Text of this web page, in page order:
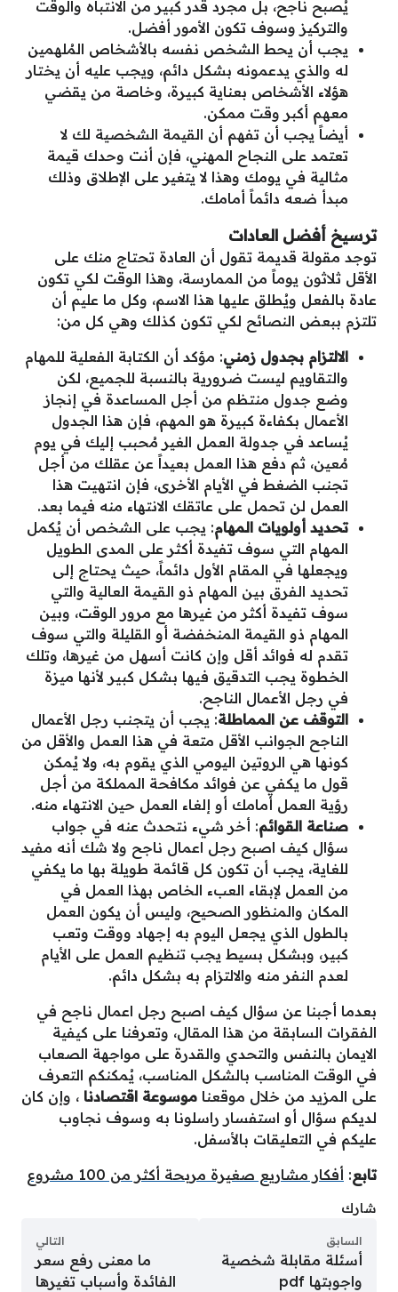
يُصبح ناجح، بل مجرد قدر كبير من الانتباه والوقت
والتركيز وسوف تكون الأمور أفضل.
يجب أن يحط الشخص نفسه بالأشخاص المُلهمين
له والذي يدعمونه بشكل دائم، ويجب عليه أن يختار
هؤلاء الأشخاص بعناية كبيرة، وخاصة من يقضي
معهم أكبر وقت ممكن.
أيضاً يجب أن تفهم أن القيمة الشخصية لك لا
تعتمد على النجاح المهني، فإن أنت وحدك قيمة
مثالية في يومك وهذا لا يتغير على الإطلاق وذلك
مبدأ ضعه دائماً أمامك.
ترسيخ أفضل العادات
توجد مقولة قديمة تقول أن العادة تحتاج منك على
الأقل ثلاثون يوماً من الممارسة، وهذا الوقت لكي تكون
عادة بالفعل ويُطلق عليها هذا الاسم، وكل ما عليم أن
تلتزم ببعض النصائح لكي تكون كذلك وهي كل من:
الالتزام بجدول زمني: مؤكد أن الكتابة الفعلية للمهام
والتقاويم ليست ضرورية بالنسبة للجميع، لكن
وضع جدول منتظم من أجل المساعدة في إنجاز
الأعمال بكفاءة كبيرة هو المهم، فإن هذا الجدول
يُساعد في جدولة العمل الغير مُحبب إليك في يوم
مُعين، ثم دفع هذا العمل بعيداً عن عقلك من أجل
تجنب الضغط في الأيام الأخرى، فإن انتهيت هذا
العمل لن تحمل على عاتقك الانتهاء منه فيما بعد.
تحديد أولويات المهام: يجب على الشخص أن يُكمل
المهام التي سوف تفيدة أكثر على المدى الطويل
ويجعلها في المقام الأول دائماً، حيث يحتاج إلى
تحديد الفرق بين المهام ذو القيمة العالية والتي
سوف تفيدة أكثر من غيرها مع مرور الوقت، وبين
المهام ذو القيمة المنخفضة أو القليلة والتي سوف
تقدم له فوائد أقل وإن كانت أسهل من غيرها، وتلك
الخطوة يجب التدقيق فيها بشكل كبير لأنها ميزة
في رجل الأعمال الناجح.
التوقف عن المماطلة: يجب أن يتجنب رجل الأعمال
الناجح الجوانب الأقل متعة في هذا العمل والأقل من
كونها هي الروتين اليومي الذي يقوم به، ولا يُمكن
قول ما يكفي عن فوائد مكافحة المملكة من أجل
رؤية العمل أمامك أو إلغاء العمل حين الانتهاء منه.
صناعة القوائم: أخر شيء نتحدث عنه في جواب
سؤال كيف اصبح رجل اعمال ناجح ولا شك أنه مفيد
للغاية، يجب أن تكون كل قائمة طويلة بها ما يكفي
من العمل لإبقاء العبء الخاص بهذا العمل في
المكان والمنظور الصحيح، وليس أن يكون العمل
بالطول الذي يجعل اليوم به إجهاد ووقت وتعب
كبير، وبشكل بسيط يجب تنظيم العمل على الأيام
لعدم النفر منه والالتزام به بشكل دائم.
بعدما أجبنا عن سؤال كيف اصبح رجل اعمال ناجح في
الفقرات السابقة من هذا المقال، وتعرفنا على كيفية
الايمان بالنفس والتحدي والقدرة على مواجهة الصعاب
في الوقت المناسب بالشكل المناسب، يُمكنكم التعرف
على المزيد من خلال موقعنا موسوعة اقتصادنا ، وإن كان
لديكم سؤال أو استفسار راسلونا به وسوف نجاوب
عليكم في التعليقات بالأسفل.
تابع: أفكار مشاريع صغيرة مربحة أكثر من 100 مشروع
شارك
السابق
أسئلة مقابلة شخصية
واجوبتها pdf
التالي
ما معنى رفع سعر
الفائدة وأسباب تغيرها